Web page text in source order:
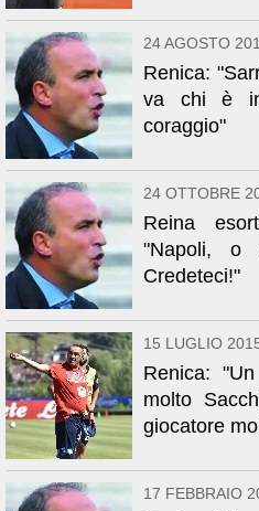
24 AGOSTO
Renica:
va chi è in
coraggio"
24 OTTOBRE
Reina
"Napoli, o
Credeteci!"
15 LUGLIO
Renica:
molto
giocatore
17 FEBBRAIO